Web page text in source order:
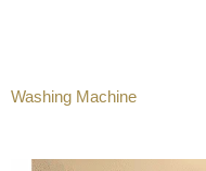
Washing Machine